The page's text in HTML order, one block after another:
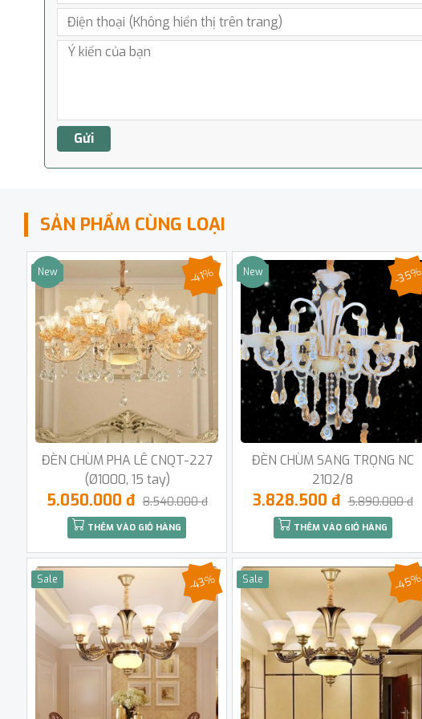
SẢN PHẨM CÙNG LOẠI
Sale
New
ĐÈN CHÙM PHA LÊ CNQT-227
(Ø1000, 15 tay)
-41%
5.050.000 đ 8.540.000 đ
THÊM VÀO GIỎ HÀNG
Sale
New
ĐÈN CHÙM SANG TRỌNG NC
2102/8
-35%
3.828.500 đ 5.890.000 đ
THÊM VÀO GIỎ HÀNG
Sale -43% Sale -45%